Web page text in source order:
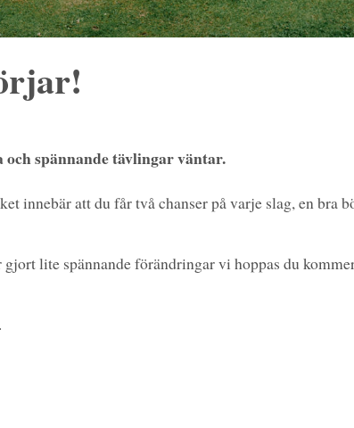
spännande tävlingar väntar.
innebär att du får två chanser på varje slag, en bra
lite spännande förändringar vi hoppas du